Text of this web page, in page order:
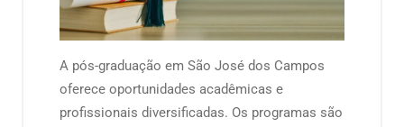
A pós-graduação em São José dos Campos
oferece oportunidades acadêmicas e
profissionais diversificadas. Os programas são